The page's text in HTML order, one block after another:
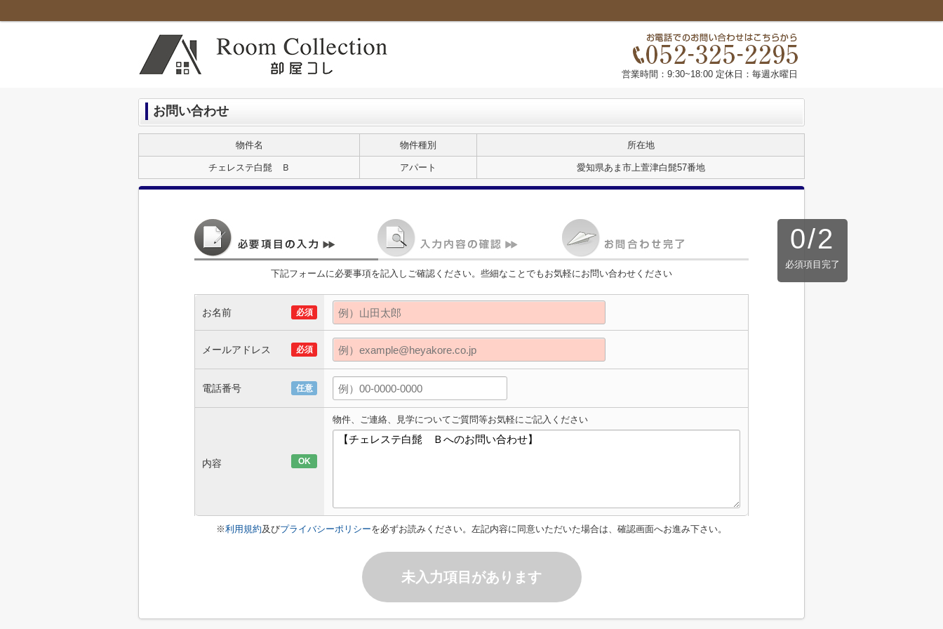
営業時間：9:30~18:00 定休日：毎週水曜日
お問い合わせ
物件名 物件種別 所在地
チェレステ白髭 Ｂ アパート 愛知県あま市上萱津白髭57番地
0/2
必須項目完了
下記フォームに必要事項を記入しご確認ください。些細なことでもお気軽にお問い合わせください
お名前 必須
メールアドレス 必須
電話番号 任意
内容 OK
物件、ご連絡、見学についてご質問等お気軽にご記入ください
※利用規約及びプライバシーポリシーを必ずお読みください。左記内容に同意いただいた場合は、確認画面へお進み下さい。
未入力項目があります